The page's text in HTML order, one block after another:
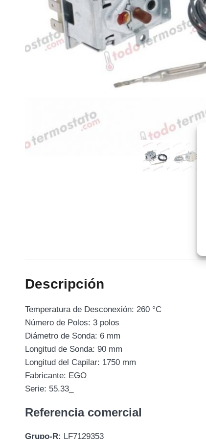
Descripción
Temperatura de Desconexión: 260 °C
Número de Polos: 3 polos
Diámetro de Sonda: 6 mm
Longitud de Sonda: 90 mm
Longitud del Capilar: 1750 mm
Fabricante: EGO
Serie: 55.33_
Referencia comercial
Grupo-R: LF7129353